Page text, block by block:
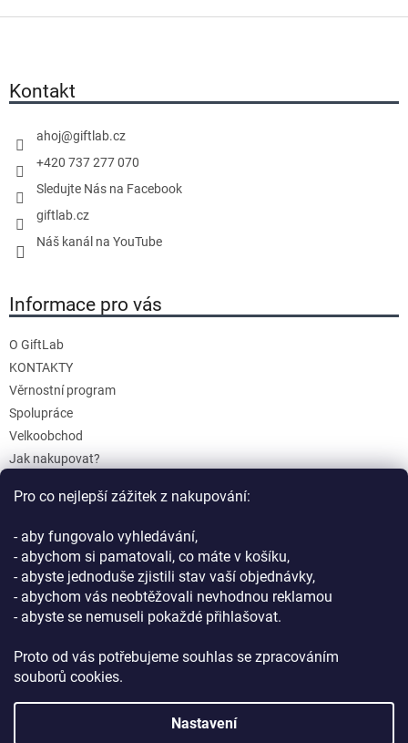
Pro co nejlepší zážitek z nakupování:
- aby fungovalo vyhledávání,
- abychom si pamatovali, co máte v košíku,
- abyste jednoduše zjistili stav vaší objednávky,
- abychom vás neobtěžovali nevhodnou reklamou
- abyste se nemuseli pokaždé přihlašovat.
Proto od vás potřebujeme souhlas se zpracováním
souborů cookies.
Nastavení
Kontakt
ahoj@giftlab.cz
+420 737 277 070
Sledujte Nás na Facebook
giftlab.cz
Náš kanál na YouTube
Informace pro vás
O GiftLab
KONTAKTY
Věrnostní program
Spolupráce
Velkoobchod
Jak nakupovat?
Reklamace a Vrácení
Obchodní podmínky
Podmínky ochrany osobních údajů